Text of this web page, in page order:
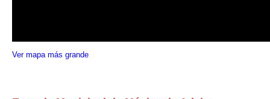
Ver mapa más grande